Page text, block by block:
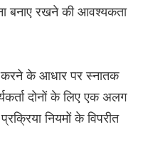
बनाए रखने की आवश्यकता
करने के आधार पर स्नातक
दोनों के लिए एक अलग
नियमों के विपरीत